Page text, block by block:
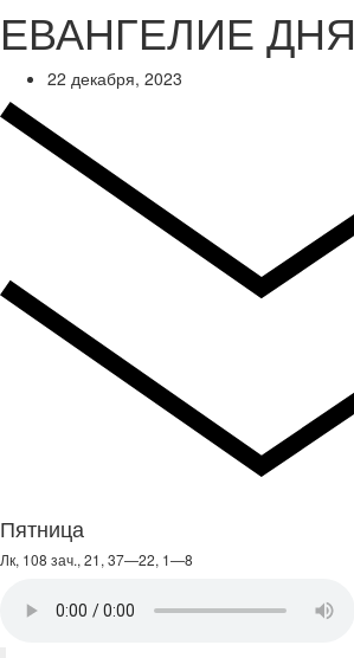
ЕВАНГЕЛИЕ ДНЯ
22 декабря, 2023
Пятница
Лк, 108 зач., 21, 37—22, 1—8